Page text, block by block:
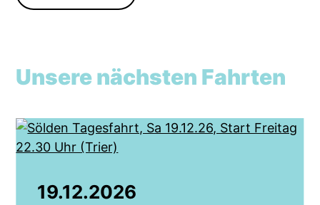
Unsere nächsten Fahrten
19.12.2026